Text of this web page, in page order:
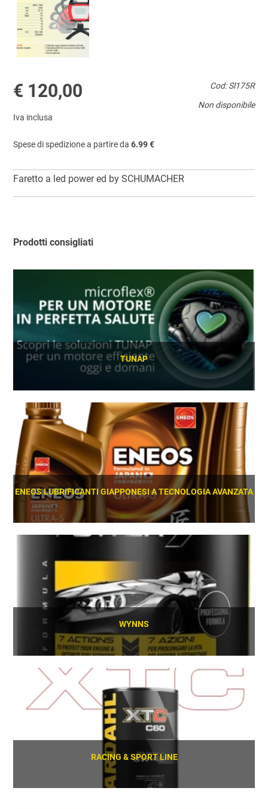
€ 120,00
Iva inclusa
Cod: Sl175R
Non disponibile
Spese di spedizione a partire da6.99 €
Faretto a led power ed by SCHUMACHER
Prodotti consigliati
TUNAP
SCOPRI
ENEOS LUBRIFICANTI GIAPPONESI A TECNOLOGIA AVANZATA
WYNNS
SCOPRI
RACING & SPORT LINE